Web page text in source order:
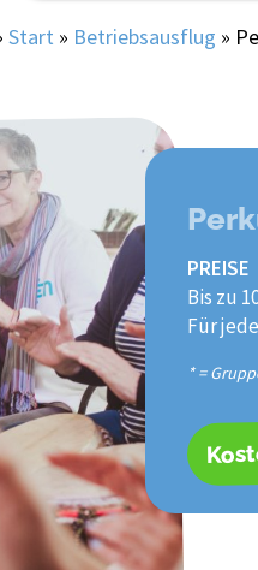
Start » Betriebsausflug »
PREISE
Bis zu
Für
* =